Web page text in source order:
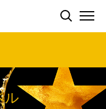
検索する
展FES
ド
ャンペーン
GET A STAR
ル